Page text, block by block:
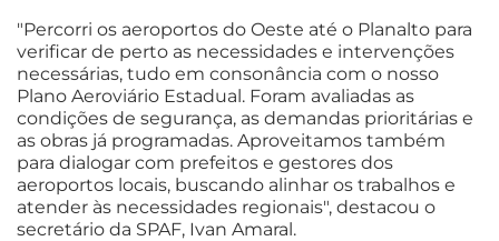
"Percorri os aeroportos do Oeste até o Planalto para
verificar de perto as necessidades e intervenções
necessárias, tudo em consonância com o nosso
Plano Aeroviário Estadual. Foram avaliadas as
condições de segurança, as demandas prioritárias e
as obras já programadas. Aproveitamos também
para dialogar com prefeitos e gestores dos
aeroportos locais, buscando alinhar os trabalhos e
atender às necessidades regionais", destacou o
secretário da SPAF, Ivan Amaral.